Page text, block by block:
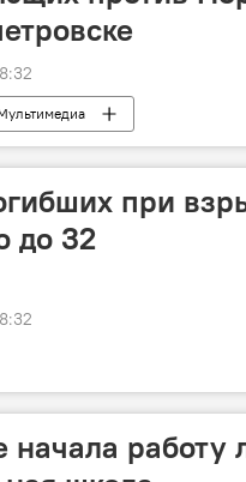
при
до 32
начала работу